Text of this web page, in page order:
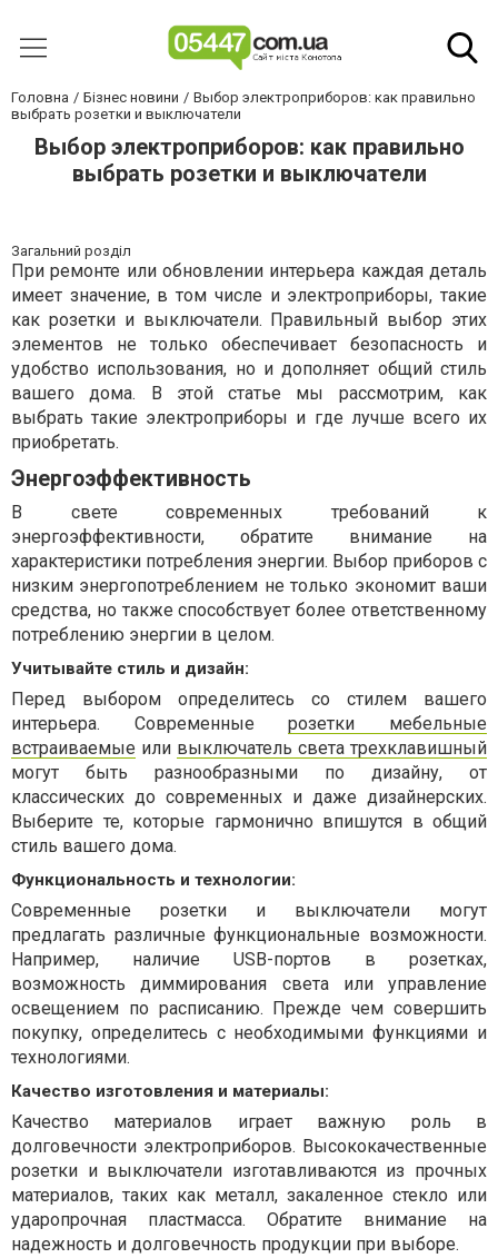
Головна Бізнес новини
Выбор электроприборов: как правильно
выбрать розетки и выключатели
Выбор электроприборов: как правильно
выбрать розетки и выключатели
Загальний розділ
При ремонте или обновлении интерьера каждая деталь
имеет значение, в том числе и электроприборы, такие
как розетки и выключатели. Правильный выбор этих
элементов не только обеспечивает безопасность и
удобство использования, но и дополняет общий стиль
вашего дома. В этой статье мы рассмотрим, как
выбрать такие электроприборы и где лучше всего их
приобретать.
Энергоэффективность
В свете современных требований к
энергоэффективности, обратите внимание на
характеристики потребления энергии. Выбор приборов с
низким энергопотреблением не только экономит ваши
средства, но также способствует более ответственному
потреблению энергии в целом.
Учитывайте стиль и дизайн:
Перед выбором определитесь со стилем вашего
интерьера. Современныерозетки мебельные
встраиваемые или выключатель света трехклавишный
могут быть разнообразными по дизайну, от
классических до современных и даже дизайнерских.
Выберите те, которые гармонично впишутся в общий
стиль вашего дома.
Функциональность и технологии:
Современные розетки и выключатели могут
предлагать различные функциональные возможности.
Например, наличие USB-портов в розетках,
возможность диммирования света или управление
освещением по расписанию. Прежде чем совершить
покупку, определитесь с необходимыми функциями и
технологиями.
Качество изготовления и материалы:
Качество материалов играет важную роль в
долговечности электроприборов. Высококачественные
розетки и выключатели изготавливаются из прочных
материалов, таких как металл, закаленное стекло или
ударопрочная пластмасса. Обратите внимание на
надежность и долговечность продукции при выборе.